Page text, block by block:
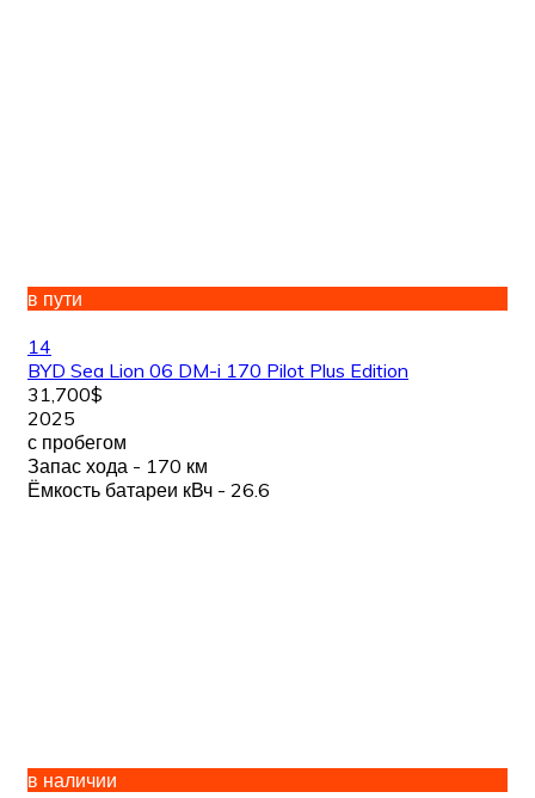
в пути
14
BYD Sea Lion 06 DM-i 170 Pilot Plus Edition
31,700$
2025
с пробегом
Запас хода - 170 км
Ёмкость батареи кВч - 26.6
в наличии